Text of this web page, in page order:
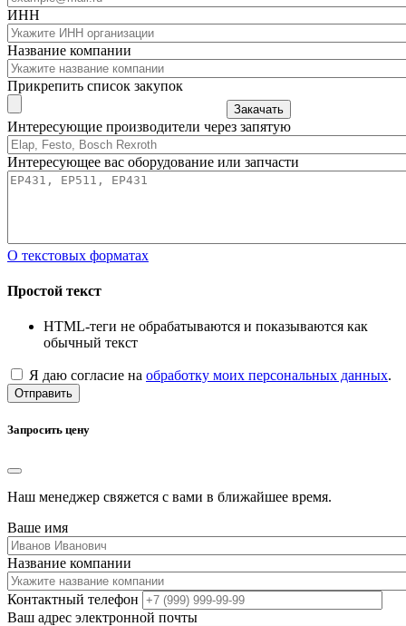
ИНН
Название компании
Прикрепить список закупок
Закачать
Интересующие производители через запятую
Интересующее вас оборудование или запчасти
О текстовых форматах
Простой текст
HTML-теги не обрабатываются и показываются как
обычный текст
Я даю согласие на обработку моих персональных данных.
Отправить
Запросить цену
Наш менеджер свяжется с вами в ближайшее время.
Ваше имя
Название компании
Контактный телефон
Ваш адрес электронной почты